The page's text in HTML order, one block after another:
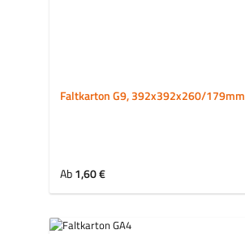
Faltkarton G9, 392x392x260/179mm
Regulärer Preis:
Ab1,60 €